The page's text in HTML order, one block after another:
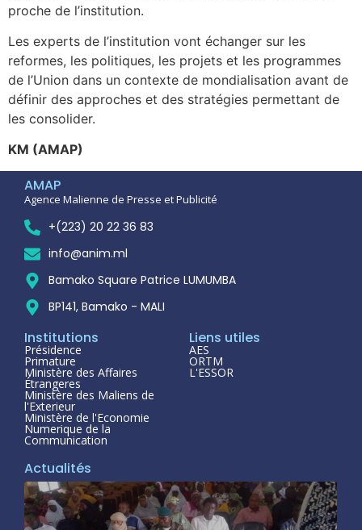
proche de l’institution.
Les experts de l’institution vont échanger sur les
reformes, les politiques, les projets et les programmes
de l’Union dans un contexte de mondialisation avant de
définir des approches et des stratégies permettant de
les consolider.
KM (AMAP)
AMAP
Agence Malienne de Presse et Publicité
+(223) 20 22 36 83
info@anim.ml
Bamako Square Patrice LUMUMBA
BP141, Bamako - MALI
Institutions
Présidence
Primature
Ministère des Affaires
Étrangeres
Ministère des Maliens de
l'Exterieur
Ministère de l'Economie
Numerique de la
Communication
Liens utiles
AES
ORTM
L'ESSOR
Actualités